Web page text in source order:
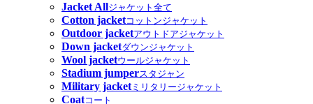
Jacket Allジャケット全て
Cotton jacketコットンジャケット
Outdoor jacketアウトドアジャケット
Down jacketダウンジャケット
Wool jacketウールジャケット
Stadium jumperスタジャン
Military jacketミリタリージャケット
Coatコート